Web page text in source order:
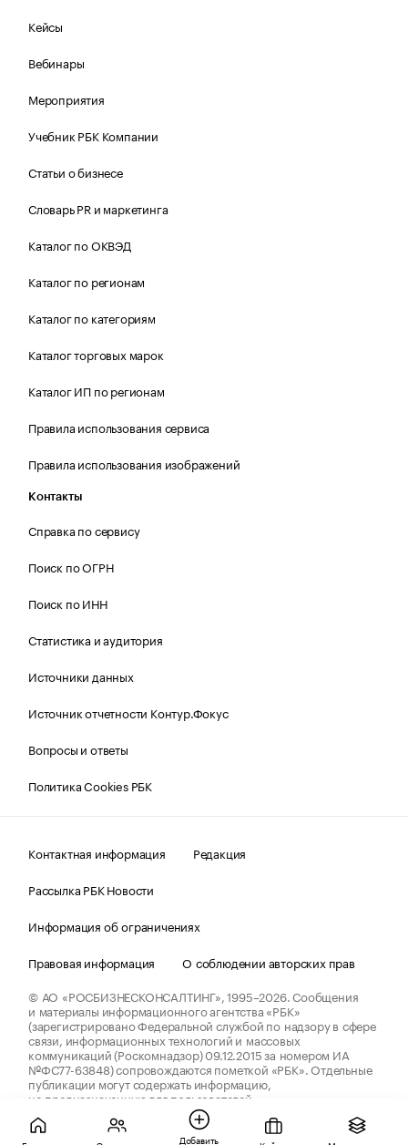
Кейсы
Вебинары
Мероприятия
Учебник РБК Компании
Статьи о бизнесе
Словарь PR и маркетинга
Каталог по ОКВЭД
Каталог по регионам
Каталог по категориям
Каталог торговых марок
Каталог ИП по регионам
Правила использования сервиса
Правила использования изображений
Контакты
Справка по сервису
Поиск по ОГРН
Поиск по ИНН
Статистика и аудитория
Источники данных
Источник отчетности Контур.Фокус
Вопросы и ответы
Политика Cookies РБК
Контактная информация
Редакция
Рассылка РБК Новости
Информация об ограничениях
Правовая информация
О соблюдении авторских прав
© АО «РОСБИЗНЕСКОНСАЛТИНГ»,1995–2026.Сообщения
и материалы информационного агентства «РБК»
(зарегистрировано Федеральной службой по надзору в сфере
связи, информационных технологий и массовых
коммуникаций (Роскомнадзор) 09.12.2015 за номером ИА
№ФС77-63848) сопровождаются пометкой «РБК». Отдельные
публикации могут содержать информацию,
не предназначенную для пользователей
до 18 лет.
companycardsfeedback@rbc.ru
Добавить